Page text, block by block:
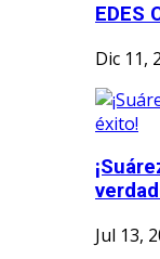
EDES
Dic 11,
Jul 13,